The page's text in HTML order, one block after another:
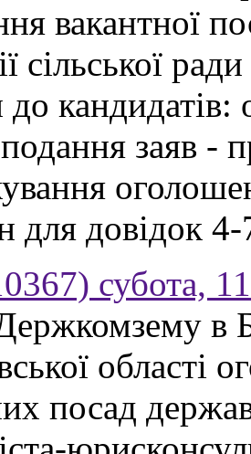
вакантної
сільської
кандидатів:
заяв -
для довідок
субота,
в
області
посад